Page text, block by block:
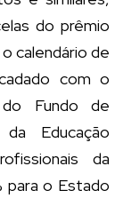
do prêmio
calendário de
com o
Fundo de
Educação
da
para o Estado